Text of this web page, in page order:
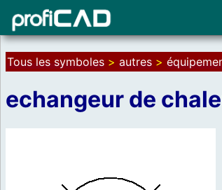
Tous les symboles > autres >
echangeur de